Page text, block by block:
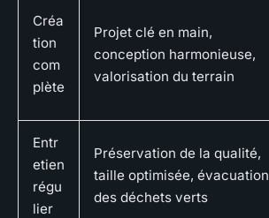
Créa
tion
com
plète
Projet clé en main,
conception harmonieuse,
valorisation du terrain
Entr
etien
régu
lier
Préservation de la qualité,
taille optimisée, évacuation
des déchets verts